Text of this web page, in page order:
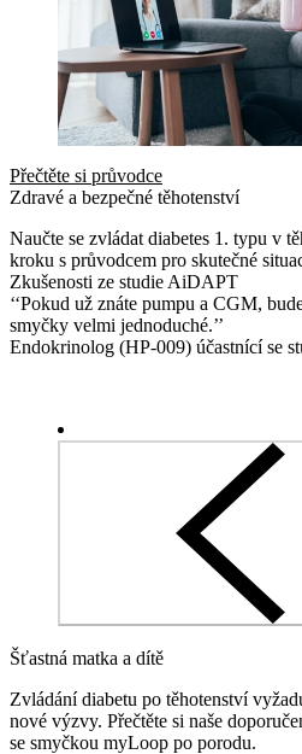
Přečtěte si průvodce
Zdravé a bezpečné těhotenství
Naučte se zvládat diabetes 1. typu v
kroku s průvodcem pro skutečné
Zkušenosti ze studie AiDAPT
‘‘Pokud už znáte pumpu a CGM,
smyčky velmi jednoduché.’’
Endokrinolog (HP-009) účastnící se
Šťastná matka a dítě
Zvládání diabetu po těhotenství
nové výzvy. Přečtěte si naše
se smyčkou myLoop po porodu.